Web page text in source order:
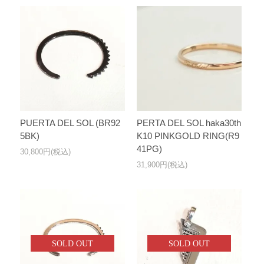
PUERTA DEL SOL (BR92
5BK)
30,800円(税込)
PERTA DEL SOL haka30th
K10 PINKGOLD RING(R9
41PG)
31,900円(税込)
SOLD OUT SOLD OUT